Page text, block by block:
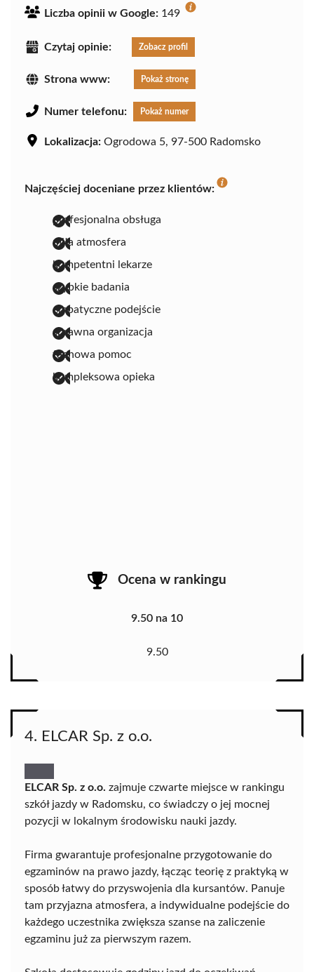
Liczba opinii w Google: 149
Czytaj opinie: Zobacz profil
Strona www: Pokaż stronę
Numer telefonu: Pokaż numer
Lokalizacja: Ogrodowa 5, 97-500 Radomsko
Najczęściej doceniane przez klientów:
profesjonalna obsługa
miła atmosfera
kompetentni lekarze
szybkie badania
empatyczne podejście
sprawna organizacja
fachowa pomoc
kompleksowa opieka
Ocena w rankingu
9.50 na 10
9.50
4. ELCAR Sp. z o.o.
ELCAR Sp. z o.o. zajmuje czwarte miejsce w rankingu
szkół jazdy w Radomsku, co świadczy o jej mocnej
pozycji w lokalnym środowisku nauki jazdy.
Firma gwarantuje profesjonalne przygotowanie do
egzaminów na prawo jazdy, łącząc teorię z praktyką w
sposób łatwy do przyswojenia dla kursantów. Panuje
tam przyjazna atmosfera, a indywidualne podejście do
każdego uczestnika zwiększa szanse na zaliczenie
egzaminu już za pierwszym razem.